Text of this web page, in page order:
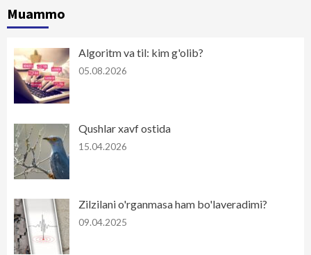
Muammo
Algoritm va til: kim g'olib?
05.08.2026
Qushlar xavf ostida
15.04.2026
Zilzilani o'rganmasa ham bo'laveradimi?
09.04.2025